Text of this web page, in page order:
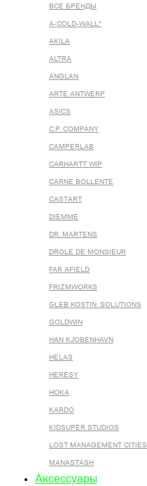
ВСЕ БРЕНДЫ
A-COLD-WALL*
AKILA
ALTRA
ANGLAN
ARTE ANTWERP
ASICS
C.P. COMPANY
CAMPERLAB
CARHARTT WIP
CARNE BOLLENTE
CASTART
DIEMME
DR. MARTENS
DROLE DE MONSIEUR
FAR AFIELD
FRIZMWORKS
GLEB KOSTIN .SOLUTIONS
GOLDWIN
HAN KJOBENHAVN
HELAS
HERESY
HOKA
KARDO
KIDSUPER STUDIOS
LOST MANAGEMENT CITIES
MANASTASH
Аксессуары